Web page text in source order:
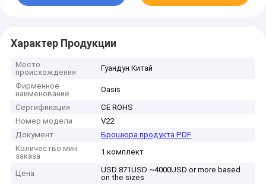
Характер Продукции
Место
происхождения
Гуандун Китай
Фирменное
наименование
Oasis
Сертификация
CE ROHS
Номер модели
V22
Документ
Брошюра продукта PDF
Количество мин
заказа
1 комплект
Цена
USD 871USD ~4000USD or more based
on the sizes